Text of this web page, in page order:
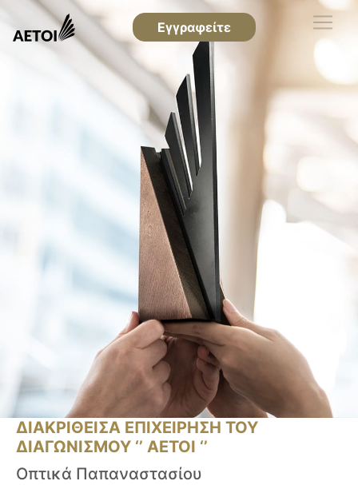
Εγγραφείτε
ΔΙΑΚΡΙΘΕΙΣΑ ΕΠΙΧΕΙΡΗΣΗ ΤΟΥ
ΔΙΑΓΩΝΙΣΜΟΥ ‘’ ΑΕΤΟΙ ‘’
Οπτικά Παπαναστασίου